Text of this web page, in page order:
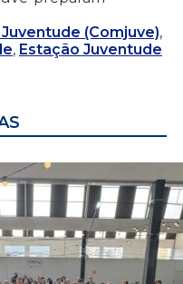
(Comjuve),
, Estação Juventude